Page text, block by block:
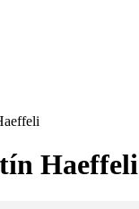
Haeffeli